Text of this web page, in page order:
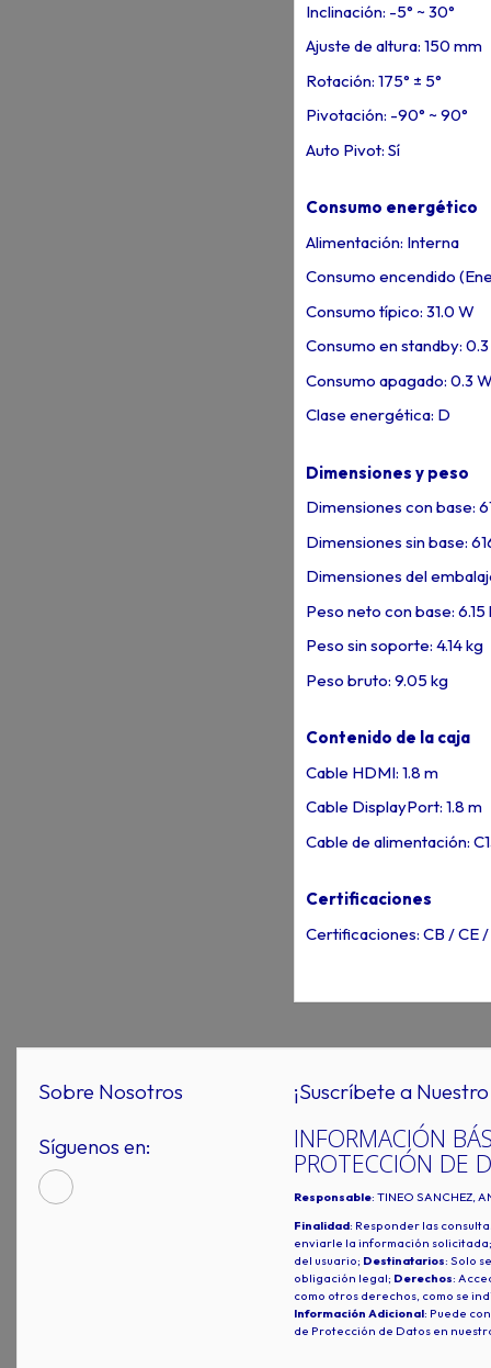
Inclinación: -5° ~ 30°
Ajuste de altura: 150 mm
Rotación: 175° ± 5°
Pivotación: -90° ~ 90°
Auto Pivot: Sí
Consumo energético
Alimentación: Interna
Consumo encendido
Consumo típico: 31.0 W
Consumo en standby:
Consumo apagado: 0.3
Clase energética: D
Dimensiones y peso
Dimensiones con base:
Dimensiones sin base:
Dimensiones del
Peso neto con base: 6.15
Peso sin soporte: 4.14 kg
Peso bruto: 9.05 kg
Contenido de la caja
Cable HDMI: 1.8 m
Cable DisplayPort: 1.8 m
Cable de alimentación:
Certificaciones
Certificaciones: CB / CE /
Sobre Nosotros
Síguenos en:
¡Suscríbete a
INFORMACIÓN
PROTECCIÓN DE
Responsable: TINEO SANCHEZ,
Finalidad: Responder las
enviarle la información
del usuario; Destinatarios: Solo
obligación legal; Derechos:
como otros derechos, como se
Información Adicional: Puede
de Protección de Datos en